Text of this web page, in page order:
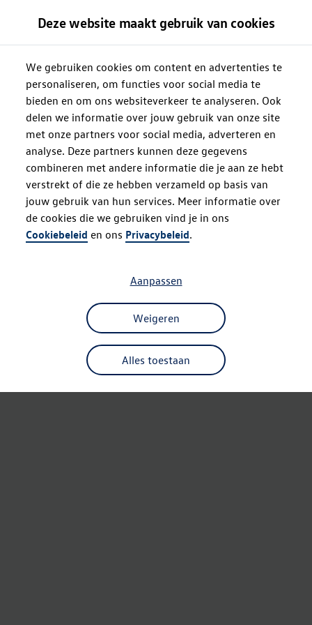
Deze website maakt gebruik van cookies
We gebruiken cookies om content en advertenties te
personaliseren, om functies voor social media te
bieden en om ons websiteverkeer te analyseren. Ook
delen we informatie over jouw gebruik van onze site
met onze partners voor social media, adverteren en
analyse. Deze partners kunnen deze gegevens
combineren met andere informatie die je aan ze hebt
verstrekt of die ze hebben verzameld op basis van
jouw gebruik van hun services. Meer informatie over
de cookies die we gebruiken vind je in ons
Cookiebeleid en ons Privacybeleid.
Alles toestaan
Weigeren
Aanpassen
Oops!
Something went wrong. Please try
refreshing the app
Refresh